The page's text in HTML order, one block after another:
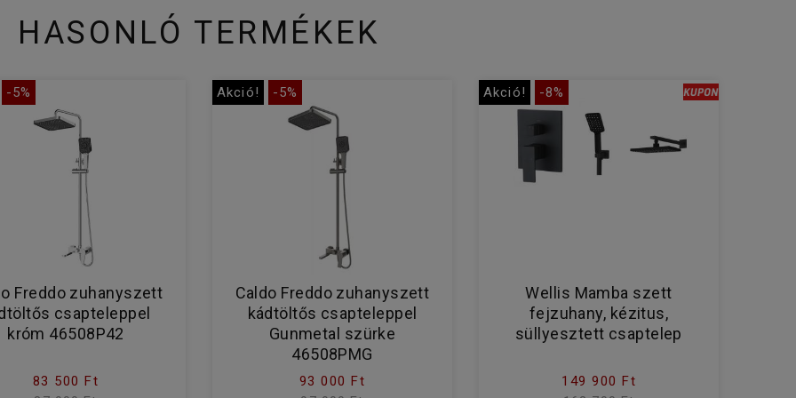
HASONLÓ TERMÉKEK
-5%
Freddo zuhanyszett
csapteleppel
króm 46508P42
83 500 Ft
Akció! -5%
Caldo Freddo zuhanyszett
kádtöltős csapteleppel
Gunmetal szürke
46508PMG
93 000 Ft
Akció! -8%
Wellis Mamba szett
fejzuhany, kézitus,
süllyesztett csaptelep
149 900 Ft